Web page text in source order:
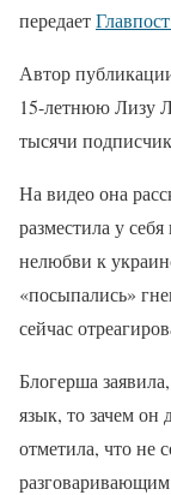
передает
Автор
15-летнюю Лизу
тысячи
На видео она
разместила у
нелюбви к
«посыпались»
сейчас
Блогерша
язык, то зачем он
отметила, что не